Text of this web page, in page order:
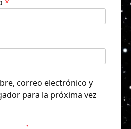
correo electrónico y
para la próxima vez